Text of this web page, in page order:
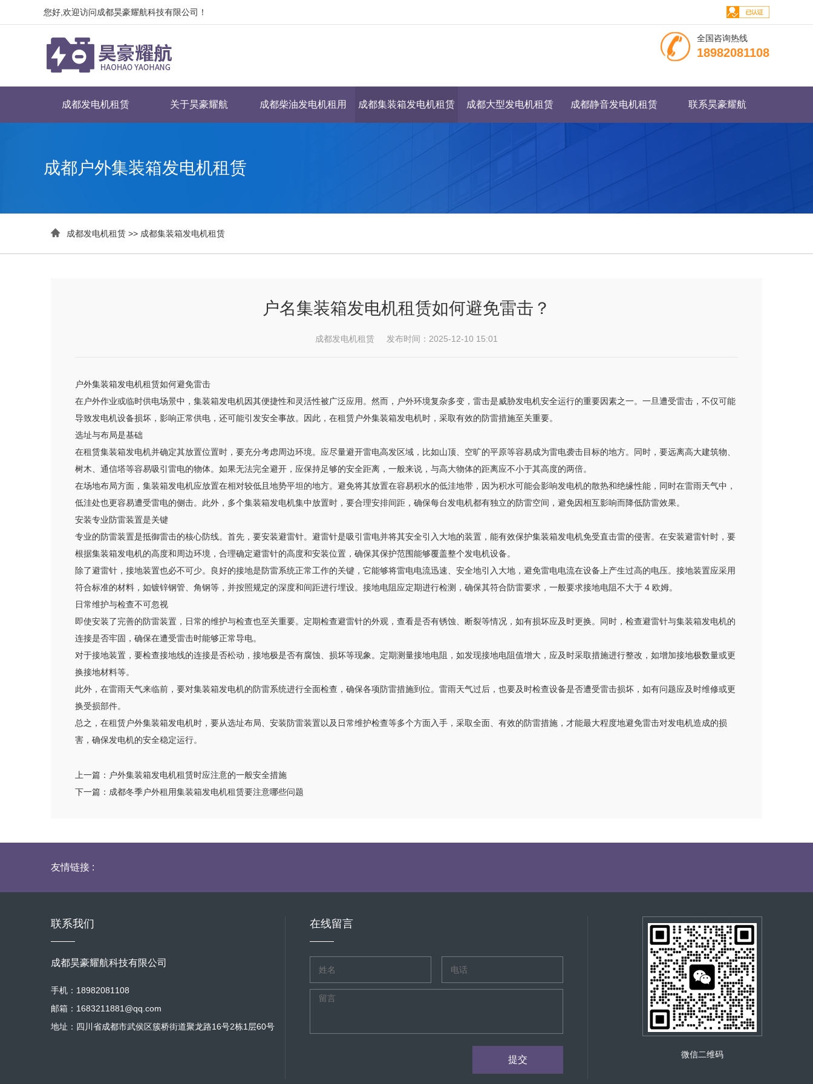
您好,欢迎访问成都昊豪耀航科技有限公司！
全国咨询热线
18982081108
成都发电机租赁 关于昊豪耀航 成都柴油发电机租用 成都集装箱发电机租赁 成都大型发电机租赁 成都静音发电机租赁 联系昊豪耀航
成都户外集装箱发电机租赁
 成都发电机租赁 >> 成都集装箱发电机租赁
户名集装箱发电机租赁如何避免雷击？
成都发电机租赁 发布时间：2025-12-10 15:01
户外集装箱发电机租赁如何避免雷击
在户外作业或临时供电场景中，集装箱发电机因其便捷性和灵活性被广泛应用。然而，户外环境复杂多变，雷击是威胁发电机安全运行的重要因素之一。一旦遭受雷击，不仅可能
导致发电机设备损坏，影响正常供电，还可能引发安全事故。因此，在租赁户外集装箱发电机时，采取有效的防雷措施至关重要。
选址与布局是基础
在租赁集装箱发电机并确定其放置位置时，要充分考虑周边环境。应尽量避开雷电高发区域，比如山顶、空旷的平原等容易成为雷电袭击目标的地方。同时，要远离高大建筑物、
树木、通信塔等容易吸引雷电的物体。如果无法完全避开，应保持足够的安全距离，一般来说，与高大物体的距离应不小于其高度的两倍。
在场地布局方面，集装箱发电机应放置在相对较低且地势平坦的地方。避免将其放置在容易积水的低洼地带，因为积水可能会影响发电机的散热和绝缘性能，同时在雷雨天气中，
低洼处也更容易遭受雷电的侧击。此外，多个集装箱发电机集中放置时，要合理安排间距，确保每台发电机都有独立的防雷空间，避免因相互影响而降低防雷效果。
安装专业防雷装置是关键
专业的防雷装置是抵御雷击的核心防线。首先，要安装避雷针。避雷针是吸引雷电并将其安全引入大地的装置，能有效保护集装箱发电机免受直击雷的侵害。在安装避雷针时，要
根据集装箱发电机的高度和周边环境，合理确定避雷针的高度和安装位置，确保其保护范围能够覆盖整个发电机设备。
除了避雷针，接地装置也必不可少。良好的接地是防雷系统正常工作的关键，它能够将雷电电流迅速、安全地引入大地，避免雷电电流在设备上产生过高的电压。接地装置应采用
符合标准的材料，如镀锌钢管、角钢等，并按照规定的深度和间距进行埋设。接地电阻应定期进行检测，确保其符合防雷要求，一般要求接地电阻不大于 4 欧姆。
日常维护与检查不可忽视
即使安装了完善的防雷装置，日常的维护与检查也至关重要。定期检查避雷针的外观，查看是否有锈蚀、断裂等情况，如有损坏应及时更换。同时，检查避雷针与集装箱发电机的
连接是否牢固，确保在遭受雷击时能够正常导电。
对于接地装置，要检查接地线的连接是否松动，接地极是否有腐蚀、损坏等现象。定期测量接地电阻，如发现接地电阻值增大，应及时采取措施进行整改，如增加接地极数量或更
换接地材料等。
此外，在雷雨天气来临前，要对集装箱发电机的防雷系统进行全面检查，确保各项防雷措施到位。雷雨天气过后，也要及时检查设备是否遭受雷击损坏，如有问题应及时维修或更
换受损部件。
总之，在租赁户外集装箱发电机时，要从选址布局、安装防雷装置以及日常维护检查等多个方面入手，采取全面、有效的防雷措施，才能最大程度地避免雷击对发电机造成的损
害，确保发电机的安全稳定运行。
上一篇： 户外集装箱发电机租赁时应注意的一般安全措施
下一篇： 成都冬季户外租用集装箱发电机租赁要注意哪些问题
友情链接 :
联系我们
成都昊豪耀航科技有限公司
手机：18982081108
邮箱：1683211881@qq.com
地址：四川省成都市武侯区簇桥街道聚龙路16号2栋1层60号
在线留言
提交 微信二维码